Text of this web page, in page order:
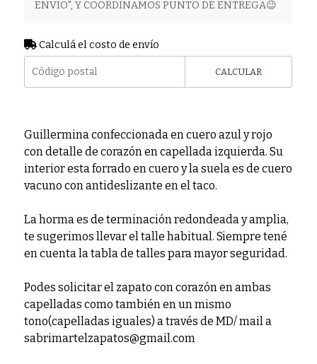
ENVIO", Y COORDINAMOS PUNTO DE ENTREGA😉
Calculá el costo de envío
CALCULAR
Guillermina confeccionada en cuero azul y rojo
con detalle de corazón en capellada izquierda. Su
interior esta forrado en cuero y la suela es de cuero
vacuno con antideslizante en el taco.
La horma es de terminación redondeada y amplia,
te sugerimos llevar el talle habitual. Siempre tené
en cuenta la tabla de talles para mayor seguridad.
Podes solicitar el zapato con corazón en ambas
capelladas como también en un mismo
tono(capelladas iguales) a través de MD/ mail a
sabrimartelzapatos@gmail.com